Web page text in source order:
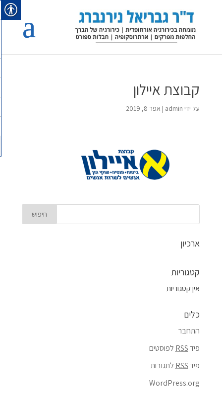
קבוצת איילון
על ידי admin
| אפר 8, 2019
ארכיון
קטגוריות
אין קטגוריות
כלים
התחבר
פידRSS לפוסטים
פידRSS לתגובות
WordPress.org